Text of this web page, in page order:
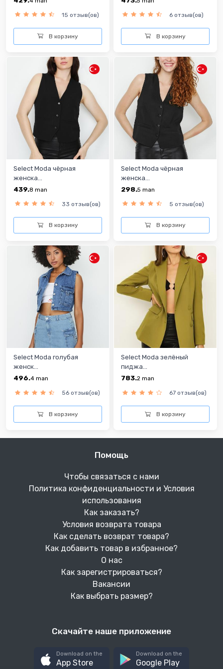
15 отзыв(ов)
В корзину
6 отзыв(ов)
В корзину
Select Moda чёрная
женска...
439.8 man
33 отзыв(ов)
В корзину
Select Moda чёрная
женска...
298.5 man
5 отзыв(ов)
В корзину
Select Moda голубая
женск...
496.4 man
56 отзыв(ов)
В корзину
Select Moda зелёный
пиджа...
783.2 man
67 отзыв(ов)
В корзину
Помощь
Чтобы связаться с нами
Политика конфиденциальности и Условия
использования
Как заказать?
Условия возврата товара
Как сделать возврат товара?
Как добавить товар в избранное?
О нас
Как зарегистрироваться?
Вакансии
Как выбрать размер?
Скачайте наше приложение
Download on the
App Store
Download on the
Google Play